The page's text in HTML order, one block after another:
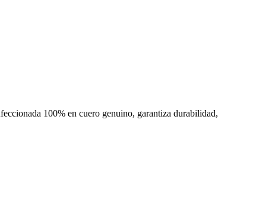
100% en cuero genuino, garantiza durabilidad,